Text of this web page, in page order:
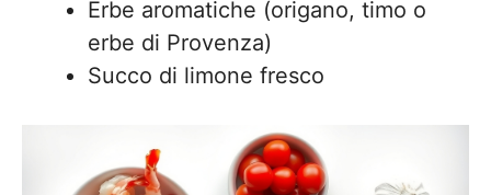
Erbe aromatiche (origano, timo o
erbe di Provenza)
Succo di limone fresco